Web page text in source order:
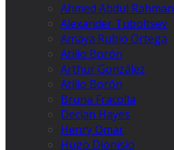
Ahmed Abdul Rahman
Alexander Tuboltsev
Amaya Rubio Ortega
Atilio Borón
Arthur González
Atilio Borón
Bruna Fracolla
Declan Hayes
Henry Omar
Hugo Dionísio